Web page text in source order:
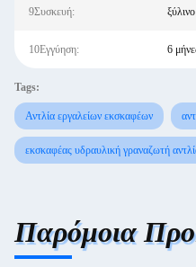
9Συσκευή:
10Εγγύηση: 6
Tags:
Αντλία εργαλείων εκσκαφέων
εκσκαφέας υδραυλική γραναζωτή
Παρόμοια